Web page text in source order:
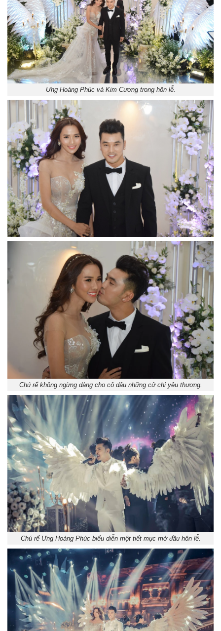
Ưng Hoàng Phúc và Kim Cương trong hôn lễ.
Chú rể không ngừng dàng cho cô dâu những cử chỉ yêu thương.
Chú rể Ưng Hoàng Phúc biểu diễn một tiết mục mở đầu hôn lễ.